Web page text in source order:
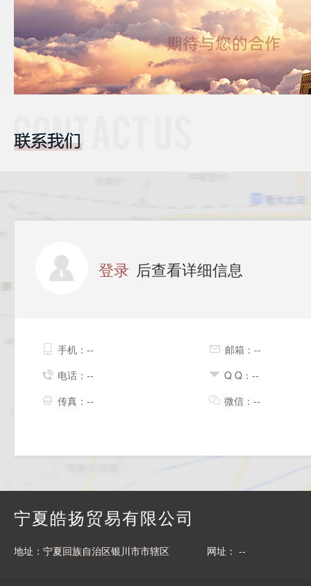
登录 后查看详细信息
手机：--
邮箱：--
电话：--
Q Q：--
传真：--
微信：--
宁夏皓扬贸易有限公司
地址：宁夏回族自治区银川市市辖区 网址： --